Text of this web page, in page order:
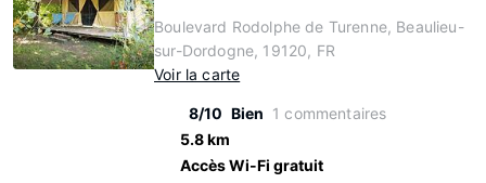
Boulevard Rodolphe de Turenne, Beaulieu-
sur-Dordogne, 19120, FR
Voir la carte
8/10 Bien 1 commentaires
5.8 km
Accès Wi-Fi gratuit